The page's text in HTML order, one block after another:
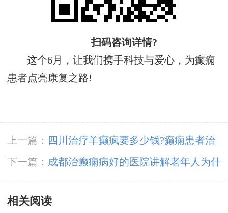
扫码咨询详情?
这个6月，让我们携手科技与爱心，为癫痫
患者点亮康复之路!
上一篇：
四川治疗羊癫疯要多少钱?癫痫患者治
疗时要注意什么?
下一篇： 成都治癫痫病好的医院讲解老年人为什
么会患上癫痫病?
相关阅读